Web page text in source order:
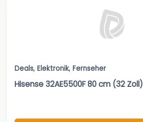
Deals, Elektronik, Fernseher
Hisense 32AE5500F 80 cm (32